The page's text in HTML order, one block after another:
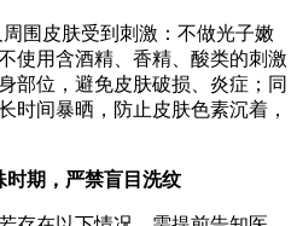
围皮肤受到刺激：不做光子嫩
使用含酒精、香精、酸类的刺激
部位，避免皮肤破损、炎症；同
时间暴晒，防止皮肤色素沉着，
时期，严禁盲目洗纹